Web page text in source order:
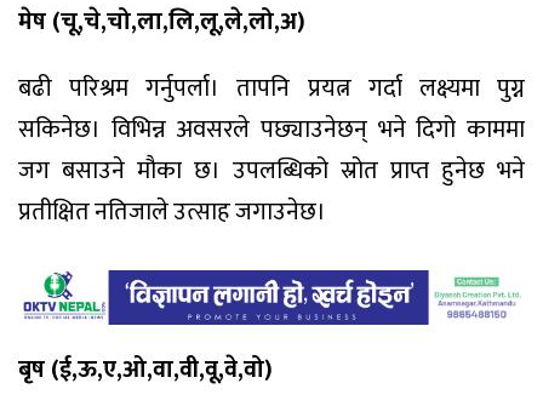
मेष (चू,चे,चो,ला,लि,लू,ले,लो,अ)
बढी परिश्रम गर्नुपर्ला। तापनि प्रयत्न गर्दा लक्ष्यमा पुग्न
सकिनेछ। विभिन्न अवसरले पछ्याउनेछन् भने दिगो काममा
जग बसाउने मौका छ। उपलब्धिको स्रोत प्राप्त हुनेछ भने
प्रतीक्षित नतिजाले उत्साह जगाउनेछ।
बृष (ई,ऊ,ए,ओ,वा,वी,वू,वे,वो)